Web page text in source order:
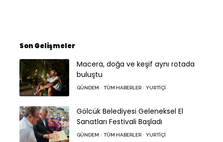
Son Gelişmeler
Macera, doğa ve keşif aynı rotada
buluştu
GÜNDEM TÜM HABERLER YURTIÇI
Gölcük Belediyesi Geleneksel El
Sanatları Festivali Başladı
GÜNDEM TÜM HABERLER YURTIÇI